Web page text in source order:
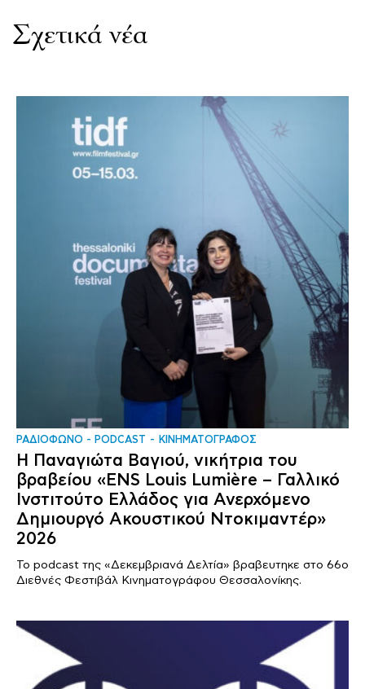
Σχετικά νέα
ΡΑΔΙΟΦΩΝΟ - PODCAST ΚΙΝΗΜΑΤΟΓΡΑΦΟΣ
Η Παναγιώτα Βαγιού, νικήτρια του
βραβείου «ENS Louis Lumière – Γαλλικό
Ινστιτούτο Ελλάδος για Ανερχόμενο
Δημιουργό Ακουστικού Ντοκιμαντέρ»
2026
Το podcast της «Δεκεμβριανά Δελτία» βραβευτηκε στο 66ο
Διεθνές Φεστιβάλ Κινηματογράφου Θεσσαλονίκης.